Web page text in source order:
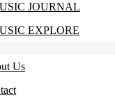
JOURNAL
EXPLORE
Us